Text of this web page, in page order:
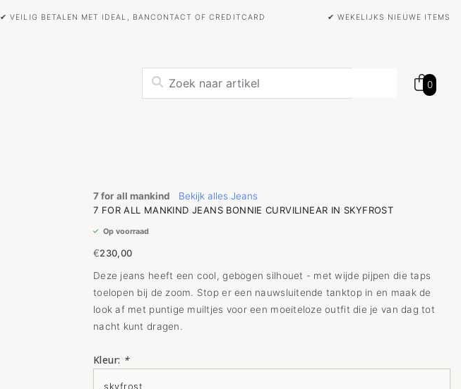
✔ VEILIG BETALEN MET IDEAL, BANCONTACT OF CREDITCARD ✔ WEKELIJKS NIEUWE ITEMS
0
7 for all mankind
Bekijk alles Jeans
7 FOR ALL MANKIND JEANS BONNIE CURVILINEAR IN SKYFROST
Op voorraad
€230,00
Deze jeans heeft een cool, gebogen silhouet - met wijde pijpen die taps
toelopen bij de zoom. Stop er een nauwsluitende tanktop in en maak de
look af met puntige muiltjes voor een moeiteloze outfit die je van dag tot
nacht kunt dragen.
Kleur: *